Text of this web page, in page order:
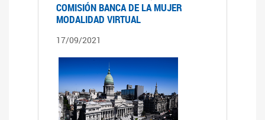
COMISIÓN BANCA DE LA MUJER
MODALIDAD VIRTUAL
17/09/2021